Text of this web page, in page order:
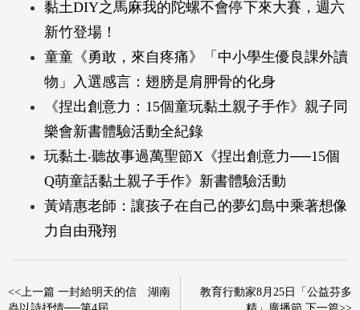
黏土DIY之馬麻我的陀螺不會停下來大賽，週六
新竹登場！
童童《勇敢，來自疼痛》「中小學生優良課外讀
物」入選感言：翅膀是肩胛骨的化身
《捏出創意力：15個童玩黏土親子手作》親子同
樂會新書體驗活動全紀錄
玩黏土‧聽故事過萬聖節X《捏出創意力──15個
Q萌童話黏土親子手作》新書體驗活動
黃靖惠老師：讓孩子在自己的夢幻島中乘著想像
力自由飛翔
<<上一篇 一封給明天的信 湖南
教育行動家8月25日「公益芬多